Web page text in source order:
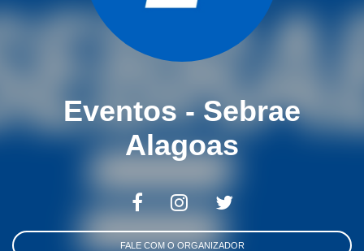
Eventos - Sebrae
Alagoas
FALE COM O ORGANIZADOR